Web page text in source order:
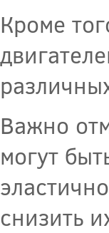
Кроме
Важно
могут
снизить